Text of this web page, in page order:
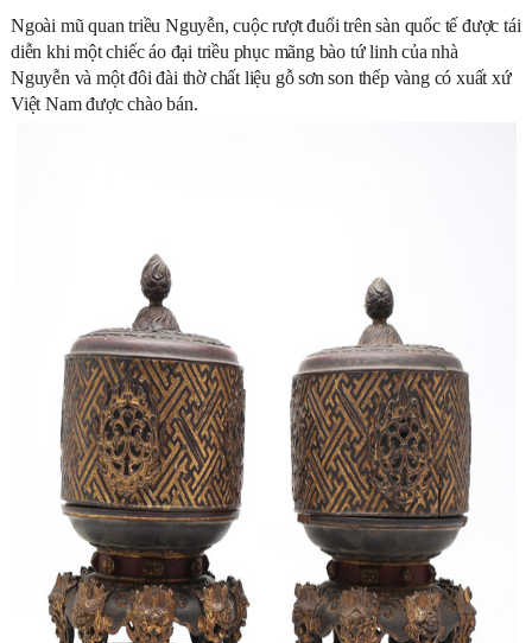
Ngoài mũ quan triều Nguyễn, cuộc rượt đuổi trên sàn quốc tế được tái
diễn khi một chiếc áo đại triều phục mãng bào tứ linh của nhà
Nguyễn và một đôi đài thờ chất liệu gỗ sơn son thếp vàng có xuất xứ
Việt Nam được chào bán.